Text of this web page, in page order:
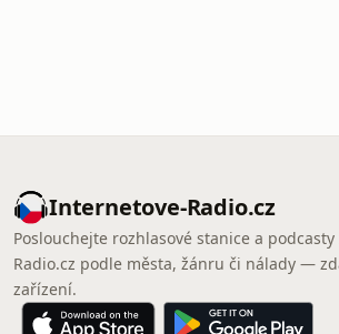
Internetove-Radio.cz
Poslouchejte rozhlasové stanice a
Radio.cz podle města, žánru či nálady —
zařízení.